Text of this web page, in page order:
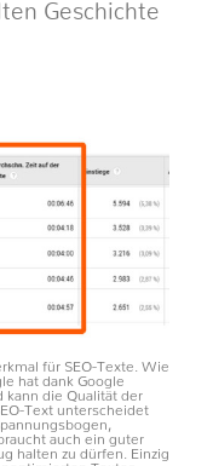
Geschichte
für SEO-Texte. Wie
hat dank Google
kann die Qualität der
Text unterscheidet
auch ein guter
halten zu dürfen. Einzig